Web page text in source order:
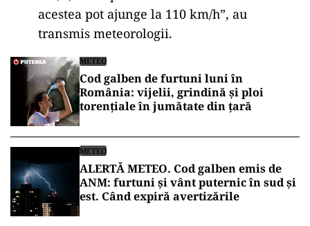
acestea pot ajunge la 110 km/h”, au
transmis meteorologii.
METEO
Cod galben de furtuni luni în
România: vijelii, grindină și ploi
torențiale în jumătate din țară
METEO
ALERTĂ METEO. Cod galben emis de
ANM: furtuni și vânt puternic în sud și
est. Când expiră avertizările